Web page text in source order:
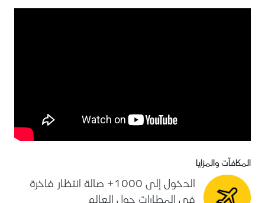
المكافآت والمزايا
الدخول إلى 1000+ صالة انتظار فاخرة
في المطارات حول العالم